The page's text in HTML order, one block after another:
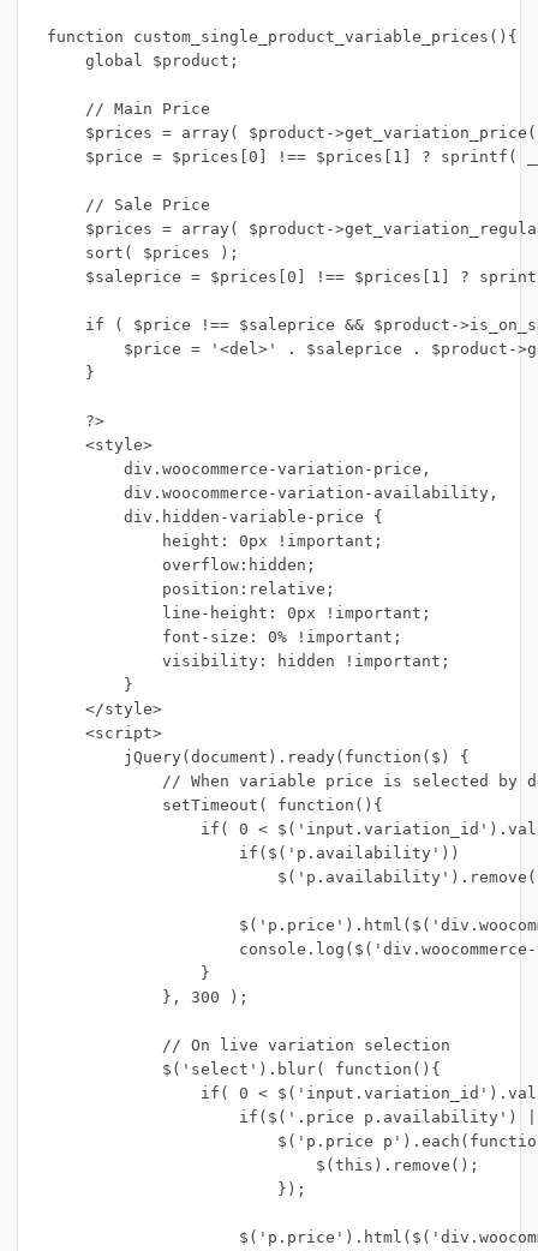
function custom_single_product_variable_prices(){
    global $product;
    // Main Price
$prices = array( $product-
$price = $prices[0] !== $prices[1] ? sprintf(
    // Sale Price
$prices = array( $product-
    sort( $prices );
$saleprice = $prices[0] !== $prices[1] ?
if ( $price !== $saleprice && $product-
$price = '<del>' . $saleprice . $product-
    }
    ?>
    <style>
        div.woocommerce-variation-price,
        div.woocommerce-variation-availability,
        div.hidden-variable-price {
            height: 0px !important;
            overflow:hidden;
            position:relative;
            line-height: 0px !important;
            font-size: 0% !important;
            visibility: hidden !important;
        }
    </style>
    <script>
        jQuery(document).ready(function($) {
// When variable price is selected by
            setTimeout( function(){
if( 0 <
                    if($('p.availability'))
                }
            }, 300 );
            // On live variation selection
            $('select').blur( function(){
if( 0 <
if($('.price p.availability')
$('p.price
                            $(this).remove();
                        });